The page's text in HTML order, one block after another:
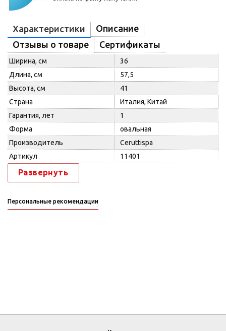
Характеристики
Описание
Отзывы о товаре
Сертификаты
Ширина, см
36
Длина, см
57,5
Высота, см
41
Страна
Италия, Китай
Гарантия, лет
1
Форма
овальная
Производитель
Ceruttispa
Артикул
11401
Развернуть
Персональные рекомендации